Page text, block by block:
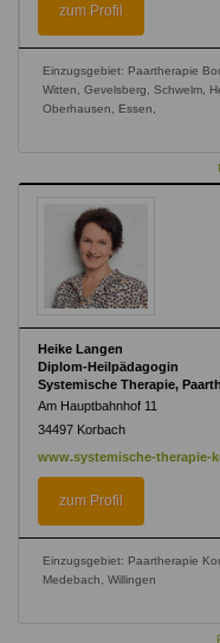
zum Profil
Einzugsgebiet: Paartherapie
Witten, Gevelsberg, Schwelm,
Oberhausen, Essen,
Heike Langen
Diplom-Heilpädagogin
Systemische Therapie,
Am Hauptbahnhof 11
34497 Korbach
www.systemische-therapie-
zum Profil
Einzugsgebiet: Paartherapie
Medebach, Willingen